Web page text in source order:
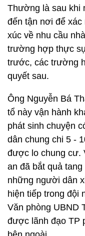
Thường là sau khi
đến tận nơi để
xúc về nhu cầu
trường hợp thực
trước, các trường
quyết sau.
Ông Nguyễn Bá
tổ này vận hành
phát sinh chuyện
dân chung chi 5 -
được lo chung cư.
an đã bắt quả
những người dân
hiện tiếp trong đội
Văn phòng UBND
được lãnh đạo TP